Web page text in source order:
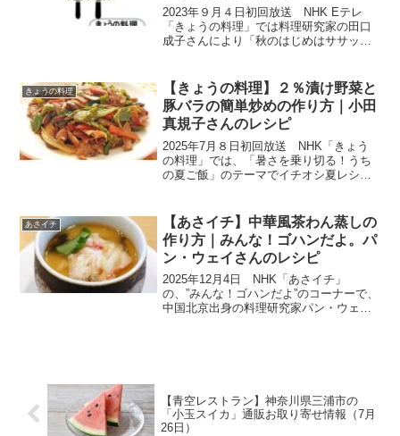
2023年９月４日初回放送 NHK Eテレ
「きょうの料理」では料理研究家の田口
成子さんにより「秋のはじめはササッと
しい体をいたわるメニュー「焼きあじの
しょうがだれ」が紹...
きょうの料理
【きょうの料理】２％漬け野菜と
豚バラの簡単炒めの作り方｜小田
真規子さんのレシピ
2025年7月８日初回放送 NHK「きょう
の料理」では、「暑さを乗り切る！うち
の夏ご飯」のテーマでイチオシ夏レシピ
に変化をつけたり、作り置きできるもの
を活用したりして、...
あさイチ
【あさイチ】中華風茶わん蒸しの
作り方｜みんな！ゴハンだよ。パ
ン・ウェイさんのレシピ
2025年12月4日 NHK「あさイチ」
の、”みんな！ゴハンだよ”のコーナーで、
中国北京出身の料理研究家パン・ウェイ
【青空レストラン】神奈川県三浦市の
「小玉スイカ」通販お取り寄せ情報（7月
26日）